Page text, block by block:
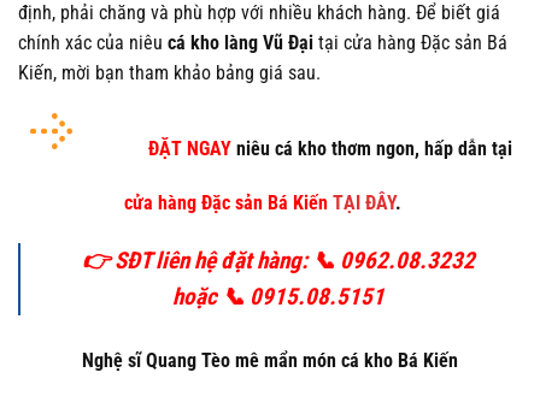
định, phải chăng và phù hợp với nhiều khách hàng. Để biết giá
chính xác của niêu cá kho làng Vũ Đại tại cửa hàng Đặc sản Bá
Kiến, mời bạn tham khảo bảng giá sau.
ĐẶT NGAY niêu cá kho thơm ngon, hấp dẫn tại
cửa hàng Đặc sản Bá Kiến TẠI ĐÂY.
👉 SĐT liên hệ đặt hàng: 📞 0962.08.3232
hoặc 📞 0915.08.5151
Nghệ sĩ Quang Tèo mê mẩn món cá kho Bá Kiến